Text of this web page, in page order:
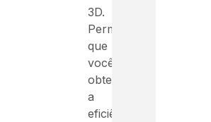
3D.
Permitindo
que
você
obtenha
a
eficiência